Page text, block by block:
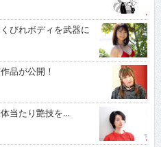
びれボディを武器に
品が公開！
当たり艶技を…